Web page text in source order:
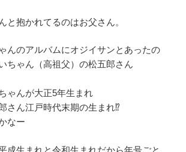
と抱かれてるのはお父さん。
んのアルバムにオジイサンとあったの
ちゃん（高祖父）の松五郎さん
ゃんが大正5年生まれ
さん江戸時代末期の生まれ⁉︎
なー
成生まれと令和生まれだから年号ごと